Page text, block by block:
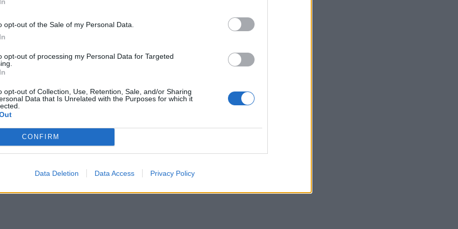
opt-out of the Sale of my Personal Data.
opt-out of processing my Personal Data for Targeted
opt-out of Collection, Use, Retention, Sale, and/or Sharing
Data that Is Unrelated with the Purposes for which it
CONFIRM
Data Deletion Data Access Privacy Policy
το παιδί θυμάται τη μέρα του
οι Φινλανδοί γονείς ρωτούν το παιδί:
σου;»